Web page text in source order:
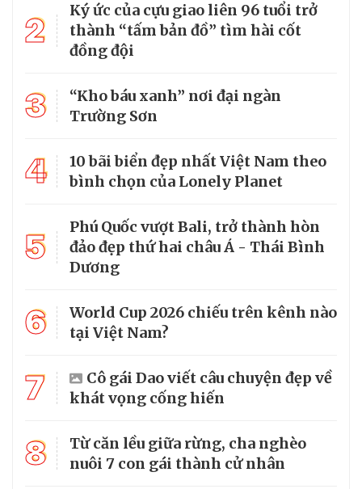
2
Ký ức của cựu giao liên 96 tuổi trở
thành “tấm bản đồ” tìm hài cốt
đồng đội
3
“Kho báu xanh” nơi đại ngàn
Trường Sơn
4
10 bãi biển đẹp nhất Việt Nam theo
bình chọn của Lonely Planet
5
Phú Quốc vượt Bali, trở thành hòn
đảo đẹp thứ hai châu Á - Thái Bình
Dương
6
World Cup 2026 chiếu trên kênh nào
tại Việt Nam?
7
Cô gái Dao viết câu chuyện đẹp về
khát vọng cống hiến
8
Từ căn lều giữa rừng, cha nghèo
nuôi 7 con gái thành cử nhân